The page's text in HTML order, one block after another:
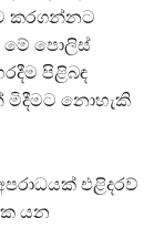
කරගන්නට
මේ පොලිස්
පිළිබඳ
මිදීමට නොහැකි
එළිදරව්
යන